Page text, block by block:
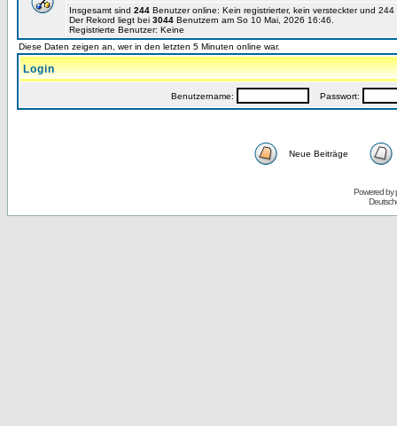
Insgesamt sind 244 Benutzer online: Kein registrierter, kein versteckter und
Der Rekord liegt bei 3044 Benutzern am So 10 Mai, 2026 16:46.
Registrierte Benutzer: Keine
Diese Daten zeigen an, wer in den letzten 5 Minuten online war.
Login
Benutzername: Passwort:
Neue Beiträge
Powered by